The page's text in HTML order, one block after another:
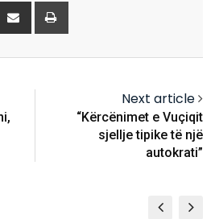
Whatsapp
Share
via
Next article
“Kërcënimet e Vuçiqit
sjellje tipike të një
autokrati”